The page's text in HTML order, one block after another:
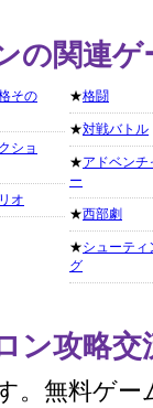
の関連
その
ショ
オ
★格闘
★対戦バトル
★アドベンチ
ー
★西部劇
★シューティ
グ
ン攻略
。無料ゲー